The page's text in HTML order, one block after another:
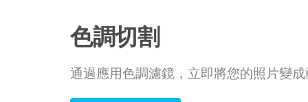
色調切割
通過應用色調濾鏡，立即將您的照片變